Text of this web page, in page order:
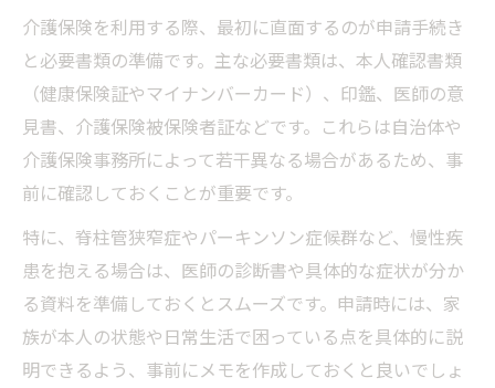
介護保険を利用する際、最初に直面するのが申請手続き
と必要書類の準備です。主な必要書類は、本人確認書類
（健康保険証やマイナンバーカード）、印鑑、医師の意
見書、介護保険被保険者証などです。これらは自治体や
介護保険事務所によって若干異なる場合があるため、事
前に確認しておくことが重要です。
特に、脊柱管狭窄症やパーキンソン症候群など、慢性疾
患を抱える場合は、医師の診断書や具体的な症状が分か
る資料を準備しておくとスムーズです。申請時には、家
族が本人の状態や日常生活で困っている点を具体的に説
明できるよう、事前にメモを作成しておくと良いでしょ